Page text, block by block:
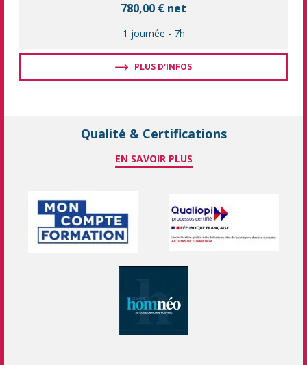
780,00 € net
1 journée - 7h
PLUS D'INFOS
Qualité & Certifications
EN SAVOIR PLUS